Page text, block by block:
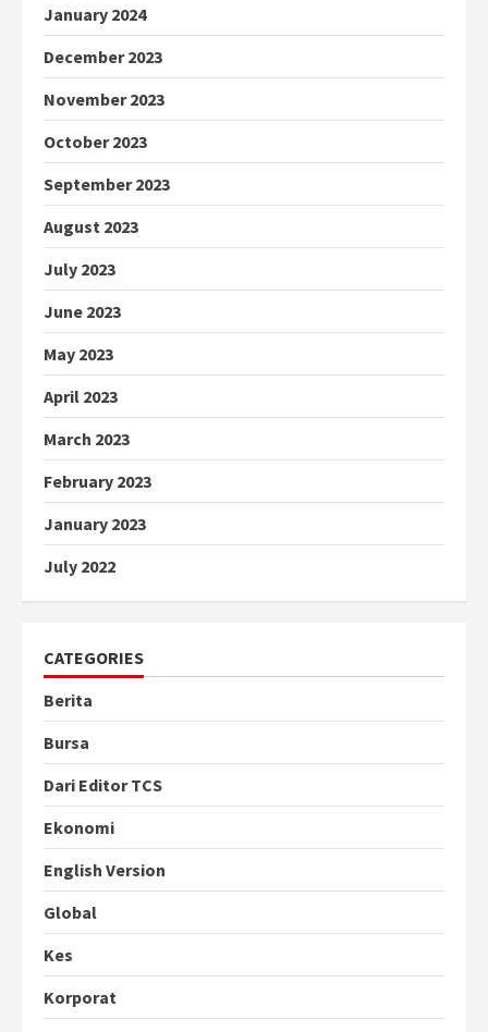
January 2024
December 2023
November 2023
October 2023
September 2023
August 2023
July 2023
June 2023
May 2023
April 2023
March 2023
February 2023
January 2023
July 2022
CATEGORIES
Berita
Bursa
Dari Editor TCS
Ekonomi
English Version
Global
Kes
Korporat